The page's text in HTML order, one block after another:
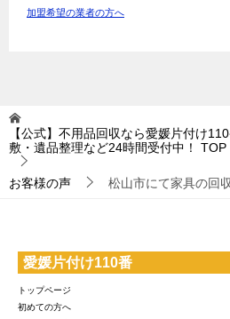
加盟希望の業者の方へ
【公式】不用品回収なら愛媛片付け
敷・遺品整理など24時間受付中！
TOP
お客様の声 松山市にて家具の回
愛媛片付け110番
トップページ
初めての方へ